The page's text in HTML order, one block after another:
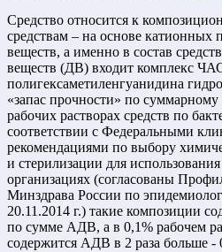
Средство относится к
средствам – на основе катионных
веществ, а именно в состав
веществ (ДВ) входит комплекс
полигексаметиленгуанидина
«запас прочности» по
рабочих растворах средств по
соответствии с Федеральными
рекомендациями по выбору
и стерилизации для
организациях (согласованы
Минздрава России по
20.11.2014 г.) такие композиции
по сумме АДВ, а в 0,1% рабочем
содержится АДВ в 2 раза больше -